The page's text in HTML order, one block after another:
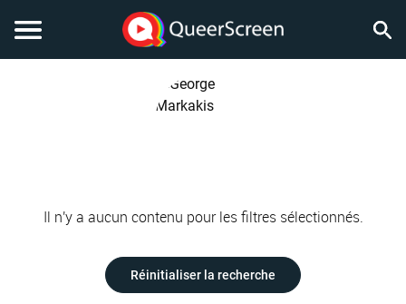
Il n'y a aucun contenu pour les filtres sélectionnés.
Réinitialiser la recherche